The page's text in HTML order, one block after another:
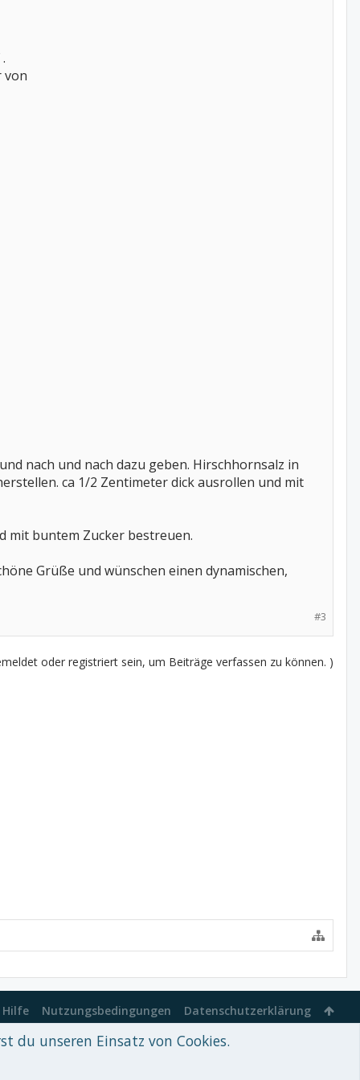
von
nach und nach dazu geben. Hirschhornsalz in
ca 1/2 Zentimeter dick ausrollen und mit
mit buntem Zucker bestreuen.
Grüße und wünschen einen dynamischen,
#3
oder registriert sein, um Beiträge verfassen zu können. )
Hilfe Nutzungsbedingungen Datenschutzerklärung
du unseren Einsatz von Cookies.